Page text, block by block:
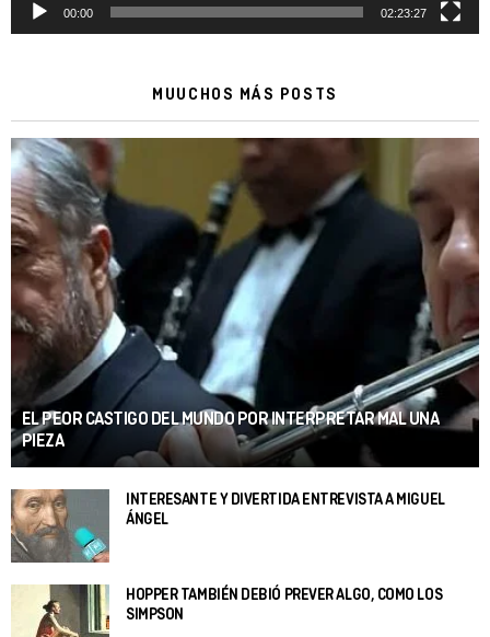
00:00 02:23:27
MUUCHOS MÁS POSTS
EL PEOR CASTIGO DEL MUNDO POR INTERPRETAR MAL UNA
PIEZA
INTERESANTE Y DIVERTIDA ENTREVISTA A MIGUEL
ÁNGEL
HOPPER TAMBIÉN DEBIÓ PREVER ALGO, COMO LOS
SIMPSON